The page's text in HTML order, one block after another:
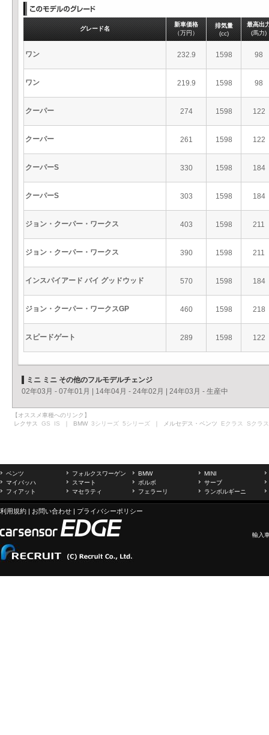
グレード名
新車価格
（万円）
排気量
(cc)
最高出
(馬力)
ワン 232.9 1598 98
ワン 219.9 1598 98
クーパー 274 1598 122
クーパー 261 1598 122
クーパーS 330 1598 184
クーパーS 303 1598 184
ジョン・クーパー・ワークス 403 1598 211
ジョン・クーパー・ワークス 390 1598 211
インスパイアード バイ グッドウッド 570 1598 184
ジョン・クーパー・ワークスGP 460 1598 218
スピードゲート 289 1598 122
ミニ ミニ その他のフルモデルチェンジ
02年03月 - 07年01月
14年04月 - 24年02月 24年03月 - 生産中
【オススメ車種へのリンク】
レクサス GS IS ｜ BMW 3シリーズ 5シリーズ ｜ メルセデス・ベンツ Eクラス Sクラス
ベンツ フォルクスワーゲン BMW
MINI
マイバッハ
スマート ボルボ
サーブ
フィアット
マセラティ フェラーリ ランボルギーニ
利用規約 | お問い合わせ | プライバシーポリシー
輸入